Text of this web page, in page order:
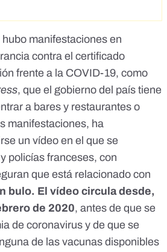
manifestaciones en
contra el certificado
frente a la COVID-19, como
, que el gobierno del país tiene
a bares y restaurantes o
manifestaciones, ha
un vídeo en el que se
policías franceses, con
que está relacionado con
bulo. El vídeo circula desde,
de 2020, antes de que se
de coronavirus y de que se
de las vacunas disponibles